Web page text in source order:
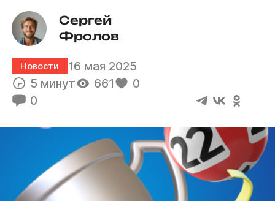
Сергей
Фролов
Новости
16 мая 2025
5 минут
661
0
0